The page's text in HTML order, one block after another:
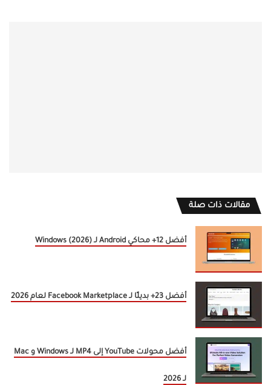
مقالات ذات صلة
أفضل 12+ محاكي Android لـ Windows (2026)
أفضل 23+ بديلًا لـ Facebook Marketplace لعام 2026
أفضل محولات YouTube إلى MP4 لـ Windows و Mac
لـ 2026